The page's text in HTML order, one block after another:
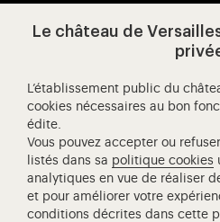
Visitez
Visitez
Château de Versailles Spectacles
L'Opéra royal de Versailles
Centre de recherche du château
Centre de Musique Baroque de
Le château de
L’établissement public du
cookies nécessaires au bon
édite.
Vous pouvez accepter ou
listés dans sa politique cookies
analytiques en vue de réaliser
et pour améliorer votre
conditions décrites dans cette